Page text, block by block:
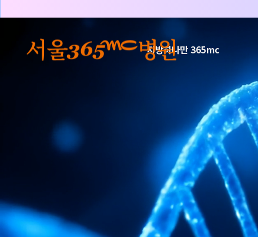
지방하나만 365mc